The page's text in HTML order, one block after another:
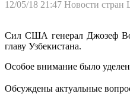
12/05/18 21:47 Новости стран
Сил США генерал Джозеф
главу Узбекистана.
Особое внимание было
Обсуждены актуальные